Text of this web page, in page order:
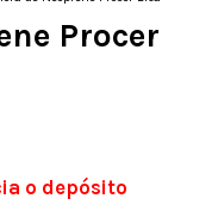
Procer
o depósito